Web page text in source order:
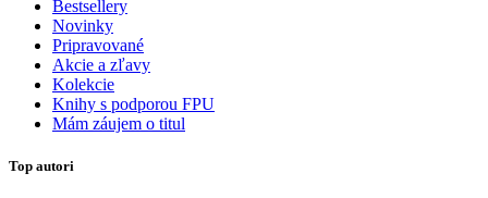
Bestsellery
Novinky
Pripravované
Akcie a zľavy
Kolekcie
Knihy s podporou FPU
Mám záujem o titul
Top autori